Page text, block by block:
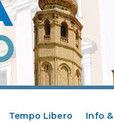
Tempo Libero Info